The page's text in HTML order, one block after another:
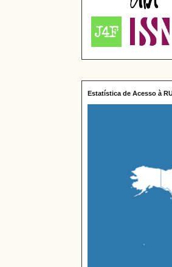
Estatística de Acesso à